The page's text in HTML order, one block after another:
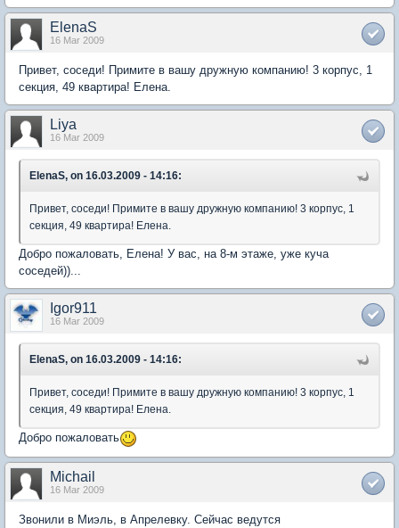
ElenaS
16 Mar 2009
Привет, соседи! Примите в вашу дружную компанию! 3 корпус, 1
секция, 49 квартира! Елена.
Liya
16 Mar 2009
ElenaS, on 16.03.2009 - 14:16:
Привет, соседи! Примите в вашу дружную компанию! 3 корпус, 1
секция, 49 квартира! Елена.
Добро пожаловать, Елена! У вас, на 8-м этаже, уже куча
соседей))...
Igor911
16 Mar 2009
ElenaS, on 16.03.2009 - 14:16:
Привет, соседи! Примите в вашу дружную компанию! 3 корпус, 1
секция, 49 квартира! Елена.
Добро пожаловать
Michail
16 Mar 2009
Звонили в Миэль, в Апрелевку. Сейчас ведутся